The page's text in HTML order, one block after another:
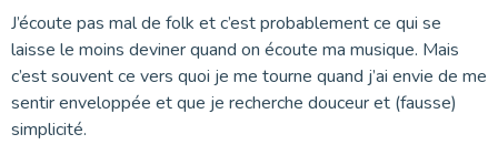
J’écoute pas mal de folk et c’est probablement ce qui se
laisse le moins deviner quand on écoute ma musique. Mais
c’est souvent ce vers quoi je me tourne quand j’ai envie de me
sentir enveloppée et que je recherche douceur et (fausse)
simplicité.